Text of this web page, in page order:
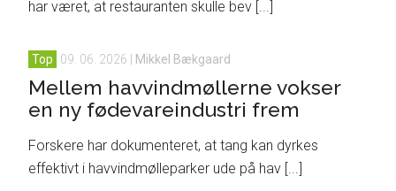
har været, at restauranten skulle bev [...]
Top 09. 06. 2026 Mikkel Bækgaard
Mellem havvindmøllerne vokser
en ny fødevareindustri frem
Forskere har dokumenteret, at tang kan dyrkes
effektivt i havvindmølleparker ude på hav [...]